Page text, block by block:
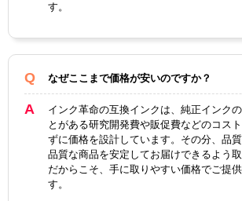
す。
なぜここまで価格が安いのですか？
インク革命の互換インクは、純正インク
とがある研究開発費や販促費などのコス
ずに価格を設計しています。その分、品
品質な商品を安定してお届けできるよう取
だからこそ、手に取りやすい価格でご提
す。